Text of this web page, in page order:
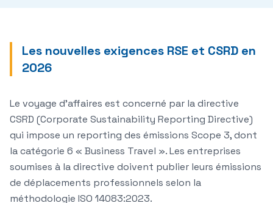
Les nouvelles exigences RSE et CSRD en
2026
Le voyage d'affaires est concerné par la directive
CSRD (Corporate Sustainability Reporting Directive)
qui impose un reporting des émissions Scope 3, dont
la catégorie 6 « Business Travel ». Les entreprises
soumises à la directive doivent publier leurs émissions
de déplacements professionnels selon la
méthodologie ISO 14083:2023.